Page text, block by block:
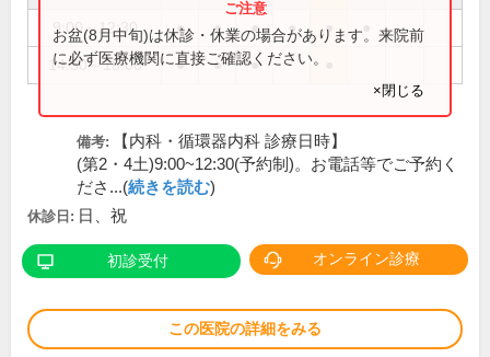
9:00～12:30 ● ● ● ● ●
14:30～18:00 ● ● ●
お盆(8月中旬)は休診・休業の場合があります。来院前
に必ず医療機関に直接ご確認ください。
×閉じる
備考:
【内科・循環器内科 診療日時】
(第2・4土)9:00~12:30(予約制)。お電話等でご予約く
ださ...(続きを読む)
休診日: 日、祝
初診受付 オンライン診療
この医院の詳細をみる